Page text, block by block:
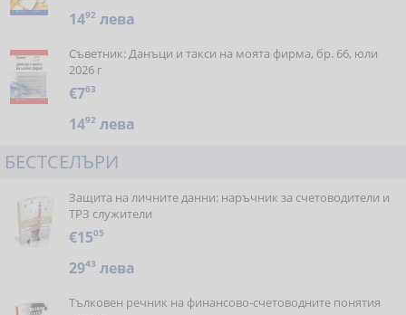
1492 лева
Съветник: Данъци и такси на моята фирма, бр. 66, юли
2026 г
€763
1492 лева
БЕСТСЕЛЪРИ
Защита на личните данни: наръчник за счетоводители и
ТРЗ служители
€1505
2943 лева
Тълковен речник на финансово-счетоводните понятия